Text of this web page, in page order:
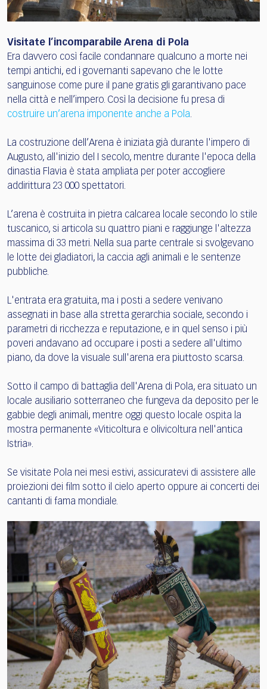
Visitate l’incomparabile Arena di Pola
Era davvero così facile condannare qualcuno a morte nei
tempi antichi, ed i governanti sapevano che le lotte
sanguinose come pure il pane gratis gli garantivano pace
nella città e nell’impero. Così la decisione fu presa di
costruire un’arena imponente anche a Pola.
La costruzione dell’Arena è iniziata già durante l'impero di
Augusto, all'inizio del I secolo, mentre durante l'epoca della
dinastia Flavia è stata ampliata per poter accogliere
addirittura 23 000 spettatori.
L’arena è costruita in pietra calcarea locale secondo lo stile
tuscanico, si articola su quattro piani e raggiunge l'altezza
massima di 33 metri. Nella sua parte centrale si svolgevano
le lotte dei gladiatori, la caccia agli animali e le sentenze
pubbliche.
L'entrata era gratuita, ma i posti a sedere venivano
assegnati in base alla stretta gerarchia sociale, secondo i
parametri di ricchezza e reputazione, e in quel senso i più
poveri andavano ad occupare i posti a sedere all'ultimo
piano, da dove la visuale sull'arena era piuttosto scarsa.
Sotto il campo di battaglia dell'Arena di Pola, era situato un
locale ausiliario sotterraneo che fungeva da deposito per le
gabbie degli animali, mentre oggi questo locale ospita la
mostra permanente «Viticoltura e olivicoltura nell'antica
Istria».
Se visitate Pola nei mesi estivi, assicuratevi di assistere alle
proiezioni dei film sotto il cielo aperto oppure ai concerti dei
cantanti di fama mondiale.